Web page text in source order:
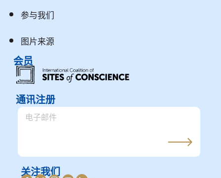
参与我们
图片来源
会员
通讯注册
关注我们